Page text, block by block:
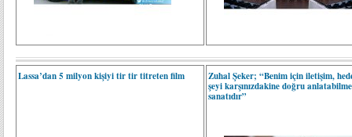
Lassa’dan 5 milyon kişiyi tir tir titreten film
Zuhal Şeker; “Benim için iletişim,
şeyi karşınızdakine doğru anlatabilme
sanatıdır”